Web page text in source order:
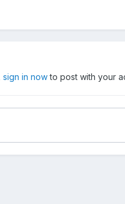
sign in nowto post with your